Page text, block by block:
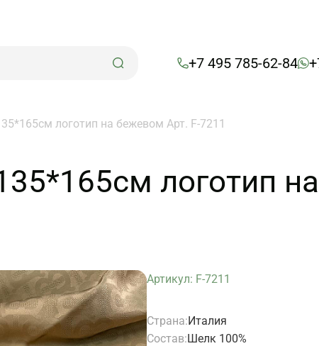
+7 495 785-62-84
логотип на бежевом Арт. F-7211
логотип
Артикул: F-7211
Страна:Италия
Состав:Шелк 100%